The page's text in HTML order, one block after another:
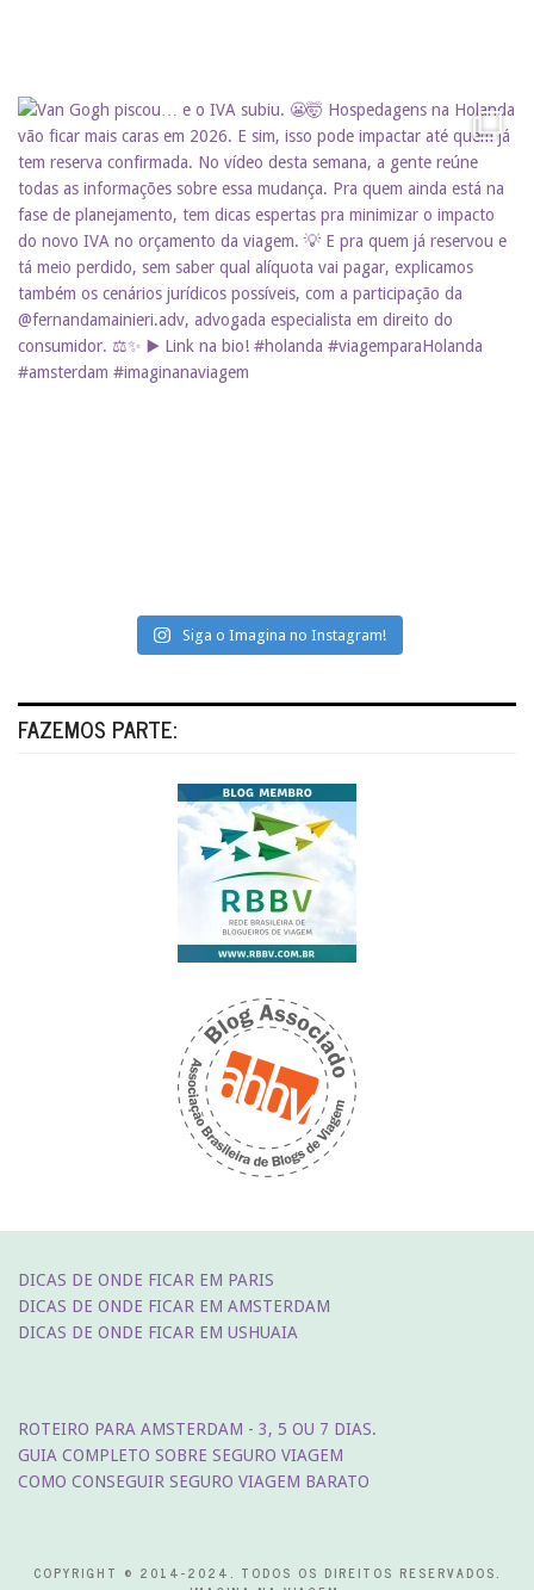
Siga o Imagina no Instagram!
FAZEMOS PARTE:
DICAS DE ONDE FICAR EM PARIS
DICAS DE ONDE FICAR EM AMSTERDAM
DICAS DE ONDE FICAR EM USHUAIA
ROTEIRO PARA AMSTERDAM - 3, 5 OU 7 DIAS.
GUIA COMPLETO SOBRE SEGURO VIAGEM
COMO CONSEGUIR SEGURO VIAGEM BARATO
COPYRIGHT © 2014-2024. TODOS OS DIREITOS RESERVADOS.